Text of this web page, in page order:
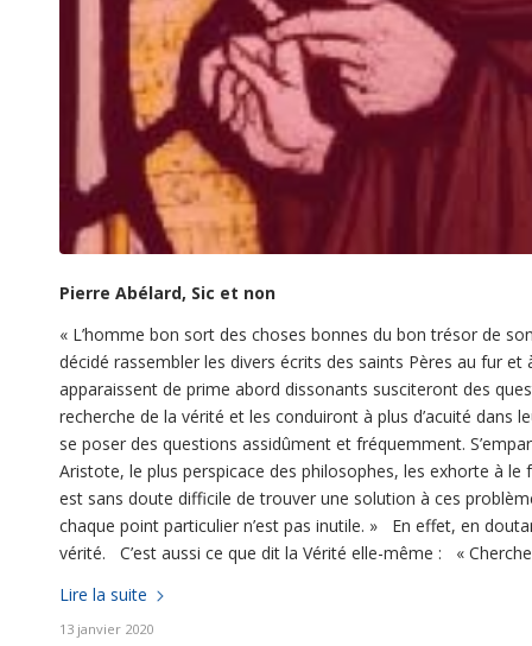
Pierre Abélard, Sic et non
« L’homme bon sort des choses bonnes du bon trésor de
décidé rassembler les divers écrits des saints Pères au fur
apparaissent de prime abord dissonants susciteront des
recherche de la vérité et les conduiront à plus d’acuité dans
se poser des questions assidûment et fréquemment.
Aristote, le plus perspicace des philosophes, les exhorte à
est sans doute difficile de trouver une solution à ces
chaque point particulier n’est pas inutile. » En effet, en
vérité. C’est aussi ce que dit la Vérité elle-même : «
Lire la suite
13 janvier 2020